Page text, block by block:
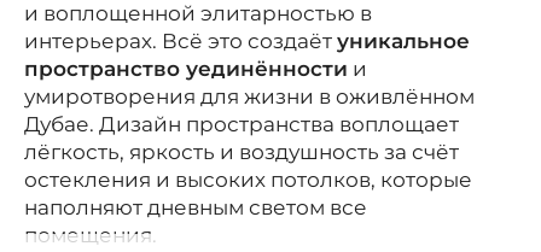
и воплощенной элитарностью в
интерьерах. Всё это создаёт уникальное
пространство уединённости и
умиротворения для жизни в оживлённом
Дубае. Дизайн пространства воплощает
лёгкость, яркость и воздушность за счёт
остекления и высоких потолков, которые
наполняют дневным светом все
помещения.